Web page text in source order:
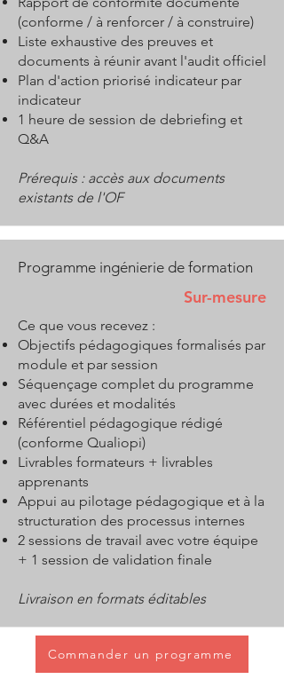
(conforme / à renforcer / à construire)
Liste exhaustive des preuves et
documents à réunir avant l'audit officiel
Plan d'action priorisé indicateur par
indicateur
1 heure de session de debriefing et
Q&A
Prérequis : accès aux documents
existants de l'OF
Programme ingénierie de formation
Sur-mesure
Ce que vous recevez :
Objectifs pédagogiques formalisés par
module et par session
Séquençage complet du programme
avec durées et modalités
Référentiel pédagogique rédigé
(conforme Qualiopi)
Livrables formateurs + livrables
apprenants
Appui au pilotage pédagogique et à la
structuration des processus internes
2 sessions de travail avec votre équipe
+ 1 session de validation finale
Livraison en formats éditables
Commander un programme